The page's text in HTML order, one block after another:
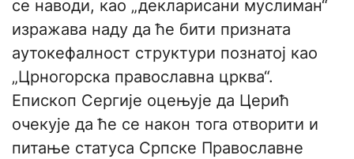
се наводи, као „декларисани муслиман“
изражава наду да ће бити призната
аутокефалност структури познатој као
„Црногорска православна црква“.
Епископ Сергије оцењује да Церић
очекује да ће се након тога отворити и
питање статуса Српске Православне